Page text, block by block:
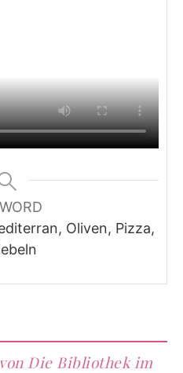
Oliven, Pizza,
Die Bibliothek im